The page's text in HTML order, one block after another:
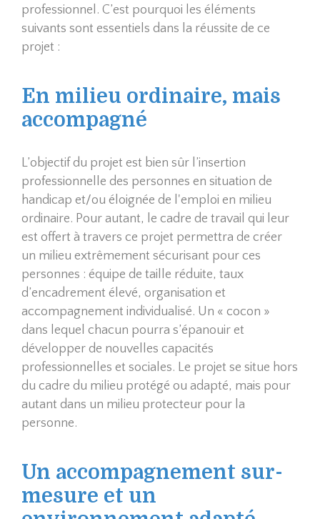
professionnel. C’est pourquoi les éléments
suivants sont essentiels dans la réussite de ce
projet :
En milieu ordinaire, mais
accompagné
L’objectif du projet est bien sûr l’insertion
professionnelle des personnes en situation de
handicap et/ou éloignée de l'emploi en milieu
ordinaire. Pour autant, le cadre de travail qui leur
est offert à travers ce projet permettra de créer
un milieu extrêmement sécurisant pour ces
personnes : équipe de taille réduite, taux
d’encadrement élevé, organisation et
accompagnement individualisé. Un « cocon »
dans lequel chacun pourra s’épanouir et
développer de nouvelles capacités
professionnelles et sociales. Le projet se situe hors
du cadre du milieu protégé ou adapté, mais pour
autant dans un milieu protecteur pour la
personne.
Un accompagnement sur-
mesure et un